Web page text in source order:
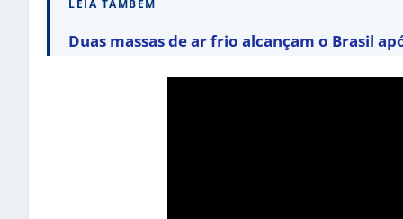
LEIA TAMBÉM
Duas massas de ar frio alcançam o Brasil